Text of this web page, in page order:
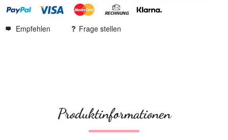
Empfehlen Frage stellen
Produktinformationen